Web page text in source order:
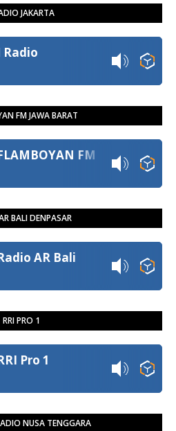
JAKARTA
Radio
FM JAWA BARAT
FM
BALI DENPASAR
AR Bali
RRI PRO 1
Pro 1
NUSA TENGGARA